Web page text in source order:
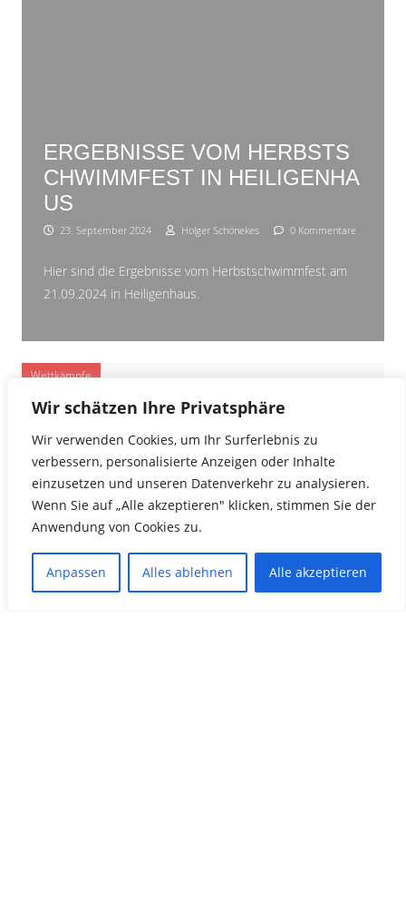
Wir schätzen Ihre Privatsphäre
Wir verwenden Cookies, um Ihr Surferlebnis zu
verbessern, personalisierte Anzeigen oder Inhalte
einzusetzen und unseren Datenverkehr zu analysieren.
Wenn Sie auf „Alle akzeptieren" klicken, stimmen Sie der
Anwendung von Cookies zu.
Anpassen Alles ablehnen Alle akzeptieren
ERGEBNISSE VOM HERBSTS
CHWIMMFEST IN HEILIGENHA
US
23. September 2024 Holger Schönekes 0 Kommentare
Hier sind die Ergebnisse vom Herbstschwimmfest am
21.09.2024 in Heiligenhaus.
Wettkämpfe
P IN NEVIGES
23. September 2024 Holger Schönekes 0 Kommentare
Hier sind die Ergebnisse vom Sprintcup in Neviges.